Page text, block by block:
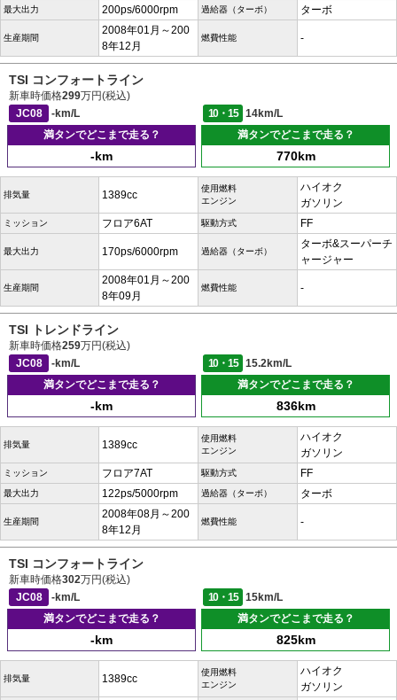
最大出力 200ps/6000rpm 過給器（ターボ） ターボ
生産期間
2008年01月～200
8年12月
燃費性能 -
TSI コンフォートライン
新車時価格299万円(税込)
JC08
-km/L 10・15
14km/L
満タンでどこまで走る？
-km
満タンでどこまで走る？
770km
排気量 1389cc
使用燃料
エンジン
ハイオク
ガソリン
ミッション フロア6AT 駆動方式 FF
最大出力 170ps/6000rpm 過給器（ターボ）
ターボ&スーパーチ
ャージャー
生産期間
2008年01月～200
8年09月
燃費性能 -
TSI トレンドライン
新車時価格259万円(税込)
JC08
-km/L 10・15
15.2km/L
満タンでどこまで走る？
-km
満タンでどこまで走る？
836km
排気量 1389cc
使用燃料
エンジン
ハイオク
ガソリン
ミッション フロア7AT 駆動方式 FF
最大出力 122ps/5000rpm 過給器（ターボ） ターボ
生産期間
2008年08月～200
8年12月
燃費性能 -
TSI コンフォートライン
新車時価格302万円(税込)
JC08
-km/L 10・15
15km/L
満タンでどこまで走る？
-km
満タンでどこまで走る？
825km
排気量 1389cc
使用燃料
エンジン
ハイオク
ガソリン